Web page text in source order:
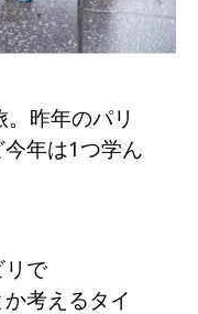
昨年のパリ
年は1つ学ん
リで
考えるタイ